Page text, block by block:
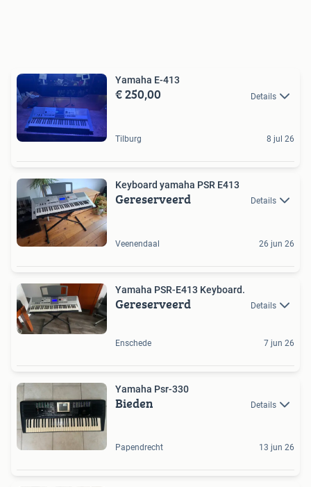
Yamaha E-413
€ 250,00 Details
Tilburg 8 jul 26
Keyboard yamaha PSR E413
Gereserveerd Details
Veenendaal 26 jun 26
Yamaha PSR-E413 Keyboard.
Gereserveerd Details
Enschede 7 jun 26
Yamaha Psr-330
Bieden Details
Papendrecht 13 jun 26